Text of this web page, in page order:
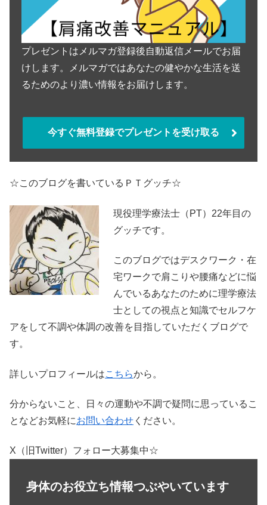
プレゼントはメルマガ登録後自動返信メールでお届
けします。メルマガではあなたの健やかな生活を送
るためのより濃い情報をお届けします。
今すぐ無料登録でプレゼントを受け取る
☆このブログを書いているＰＴグッチ☆
現役理学療法士（PT）22年目の
グッチです。
このブログではデスクワーク・在
宅ワークで肩こりや腰痛などに悩
んでいるあなたのために理学療法
士としての視点と知識でセルフケ
アをして不調や体調の改善を目指していただくブログで
す。
詳しいプロフィールはこちらから。
分からないこと、日々の運動や不調で疑問に思っているこ
となどお気軽にお問い合わせ ください。
X（旧Twitter）フォロー大募集中☆
身体のお役立ち情報つぶやいています